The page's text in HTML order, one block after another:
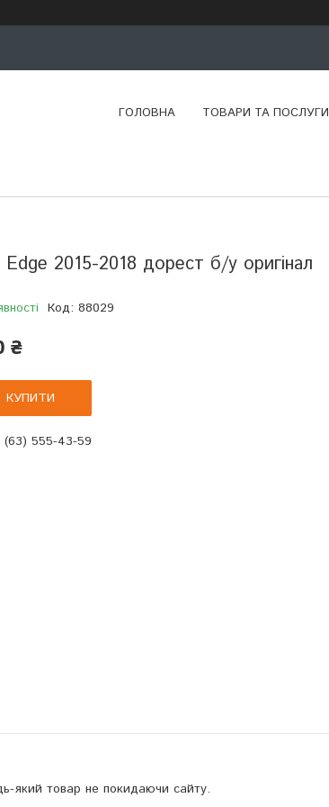
ГОЛОВНА ТОВАРИ ТА ПОСЛУГИ
2015-2018 дорест б/у оригінал
Код: 88029
₴
КУПИТИ
(63) 555-43-59
який товар не покидаючи сайту.